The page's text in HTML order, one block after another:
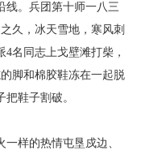
线。兵团第十师一八三
久，冰天雪地，寒风刺
名同志上戈壁滩打柴，
脚和棉胶鞋冻在一起脱
鞋子割破。
样的热情屯垦戍边、